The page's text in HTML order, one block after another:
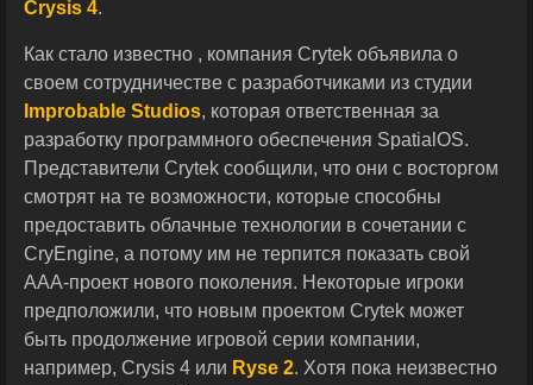
Crysis 4.
Как стало известно , компания Crytek объявила о
своем сотрудничестве с разработчиками из студии
Improbable Studios, которая ответственная за
разработку программного обеспечения SpatialOS.
Представители Crytek сообщили, что они с восторгом
смотрят на те возможности, которые способны
предоставить облачные технологии в сочетании с
CryEngine, а потому им не терпится показать свой
ААА-проект нового поколения. Некоторые игроки
предположили, что новым проектом Crytek может
быть продолжение игровой серии компании,
например, Crysis 4 или Ryse 2. Хотя пока неизвестно